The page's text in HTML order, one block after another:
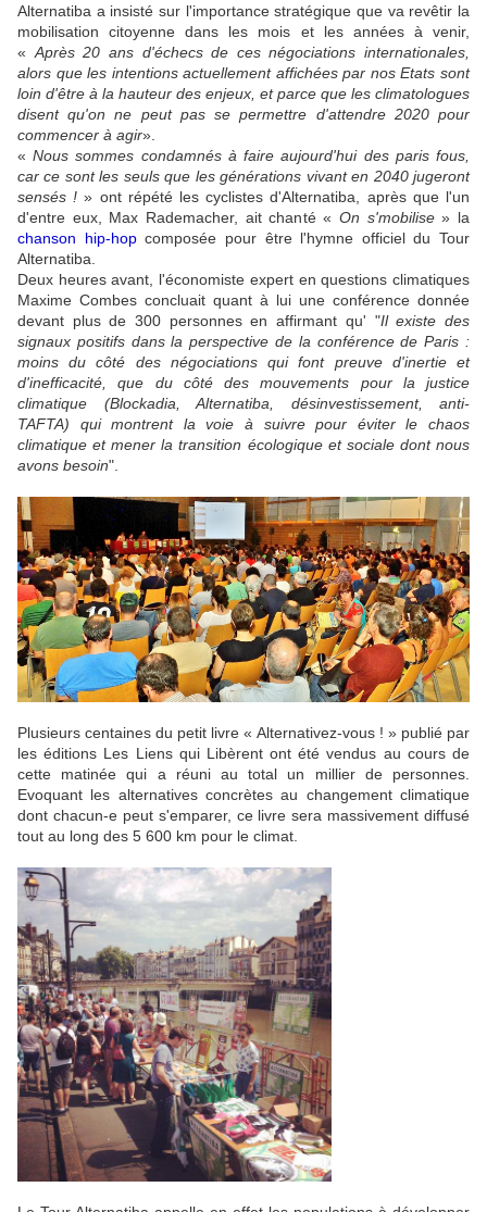
Alternatiba a insisté sur l'importance stratégique que va revêtir la
mobilisation citoyenne dans les mois et les années à venir,
« Après 20 ans d'échecs de ces négociations internationales,
alors que les intentions actuellement affichées par nos Etats sont
loin d'être à la hauteur des enjeux, et parce que les climatologues
disent qu'on ne peut pas se permettre d'attendre 2020 pour
commencer à agir».
«Nous sommes condamnés à faire aujourd'hui des paris fous,
car ce sont les seuls que les générations vivant en 2040 jugeront
sensés !» ont répété les cyclistes d'Alternatiba, après que l'un
d'entre eux, Max Rademacher, ait chanté « On s'mobilise» la
chanson hip-hopcomposée pour être l'hymne officiel du Tour
Alternatiba.
Deux heures avant, l'économiste expert en questions climatiques
Maxime Combes concluait quant à lui une conférence donnée
devant plus de 300 personnes en affirmant qu' "Il existe des
signaux positifs dans la perspective de la conférence de Paris :
moins du côté des négociations qui font preuve d'inertie et
d'inefficacité, que du côté des mouvements pour la justice
climatique (Blockadia, Alternatiba, désinvestissement, anti-
TAFTA) qui montrent la voie à suivre pour éviter le chaos
climatique et mener la transition écologique et sociale dont nous
avons besoin".
Plusieurs centaines du petit livre « Alternativez-vous ! » publié par
les éditions Les Liens qui Libèrent ont été vendus au cours de
cette matinée qui a réuni au total un millier de personnes.
Evoquant les alternatives concrètes au changement climatique
dont chacun-e peut s'emparer, ce livre sera massivement diffusé
tout au long des 5 600 km pour le climat.